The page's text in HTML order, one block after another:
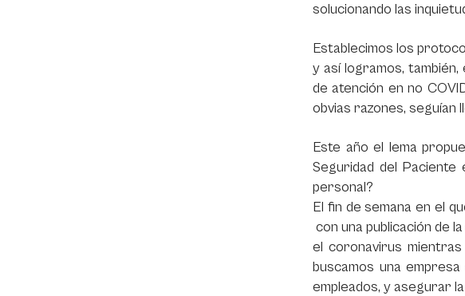
solucionando las
Establecimos los
y así logramos,
de atención en no
obvias razones, seguían
Este año el lema
Seguridad del Paciente
personal?
El fin de semana en el
con una publicación de
el coronavirus
buscamos una
empleados, y asegurar